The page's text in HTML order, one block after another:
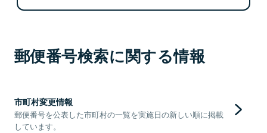
郵便番号検索に関する情報
市町村変更情報
郵便番号を公表した市町村の一覧を実施日の新しい順に掲載
しています。